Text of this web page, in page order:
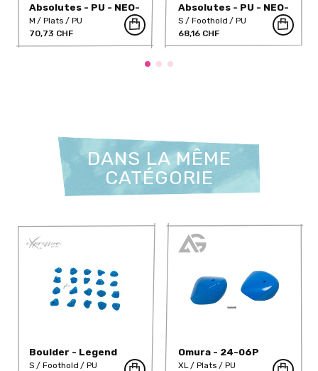
Absolutes - PU - NEO-
34PU
M Plats
PU
70,73 CHF
Absolutes - PU - NEO-
36PU
S Foothold
PU
68,16 CHF
DANS LA MÊME
CATÉGORIE
Boulder - Legend
Screw Ons 8 (PU)
S Foothold
PU
Omura - 24-06P
XL Plats
PU